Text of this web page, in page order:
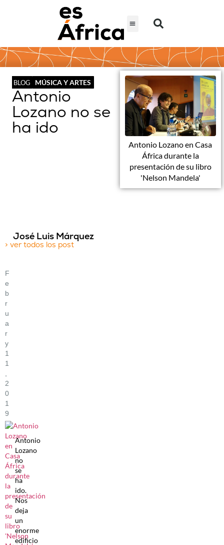
BLOG MÚSICA Y ARTES
Antonio
Lozano no se
ha ido
Antonio Lozano en Casa
África durante la
presentación de su libro
'Nelson Mandela'
José Luis Márquez
> ver todos los post
F
E
B
R
U
A
R
Y
1
1
2
0
1
9
Antonio
Lozano
no
se
ha
ido.
Nos
deja
un
enorme
edificio